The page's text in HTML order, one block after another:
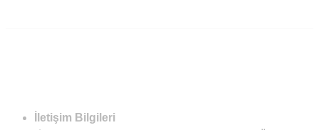
İletişim Bilgileri